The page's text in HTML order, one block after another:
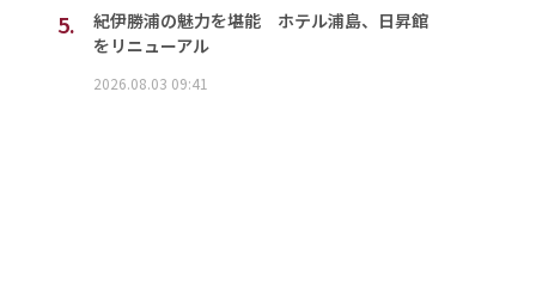
5.
紀伊勝浦の魅力を堪能 ホテル浦島、日昇館
をリニューアル
2026.08.03 09:41